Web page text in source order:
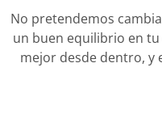
No pretendemos
un buen equilibrio en
mejor desde dentro, y